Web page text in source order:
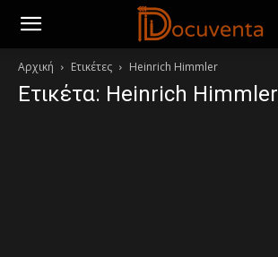
Αρχική Ετικέτες Heinrich Himmler
Ετικέτα: Heinrich Himmler